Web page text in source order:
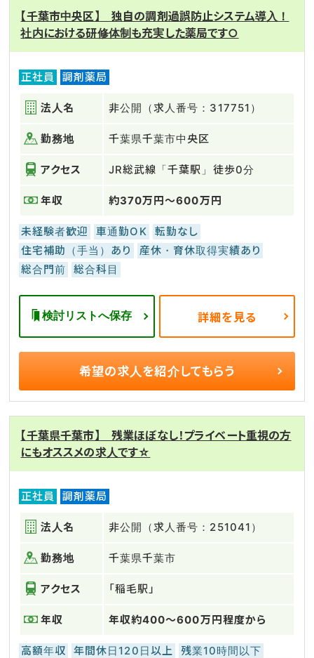
【千葉市中央区】 独自の調剤過誤防止システム導入！
社内における研修体制も充実した薬局です○
正社員 調剤薬局
法人名 非公開（求人番号：317751）
勤務地 千葉県千葉市中央区
アクセス JR総武線「千葉駅」徒歩0分
年収 約370万円～600万円
未経験者歓迎 車通勤OK
転勤なし
住宅補助（手当）あり
産休・育休取得実績あり
総合門前
総合科目
検討リストへ保存 詳細を見る
希望の求人を紹介してもらう
【千葉県千葉市】 残業ほぼなし！プライベート重視の方
にもオススメの求人です☆
正社員 調剤薬局
法人名 非公開（求人番号：251041）
勤務地 千葉県千葉市
アクセス 「稲毛駅」
年収 年収約400～600万円程度から
高額年収 年間休日120日以上
残業10時間以下